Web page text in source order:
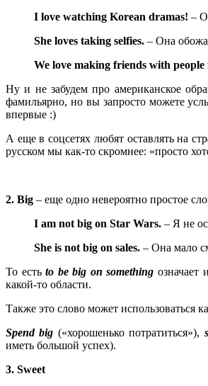
I love watching Korean dramas! –
She loves taking selfies. – Она
We love making friends with
Ну и не забудем про американское
фамильярно, но вы запросто можете
впервые :)
А еще в соцсетях любят оставлять на
русском мы как-то скромнее: «просто
2. Big – еще одно невероятно простое
I am not big on Star Wars. – Я не
She is not big on sales. – Она мало
То естьto be big on something означает
какой-то области.
Также это слово может использоваться
Spend big («хорошенько потратиться»),
иметь большой успех).
3. Sweet